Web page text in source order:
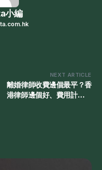
小編
NEXT ARTICLE
離婚律師收費邊個最平？香
港律師邊個好、費用計法與